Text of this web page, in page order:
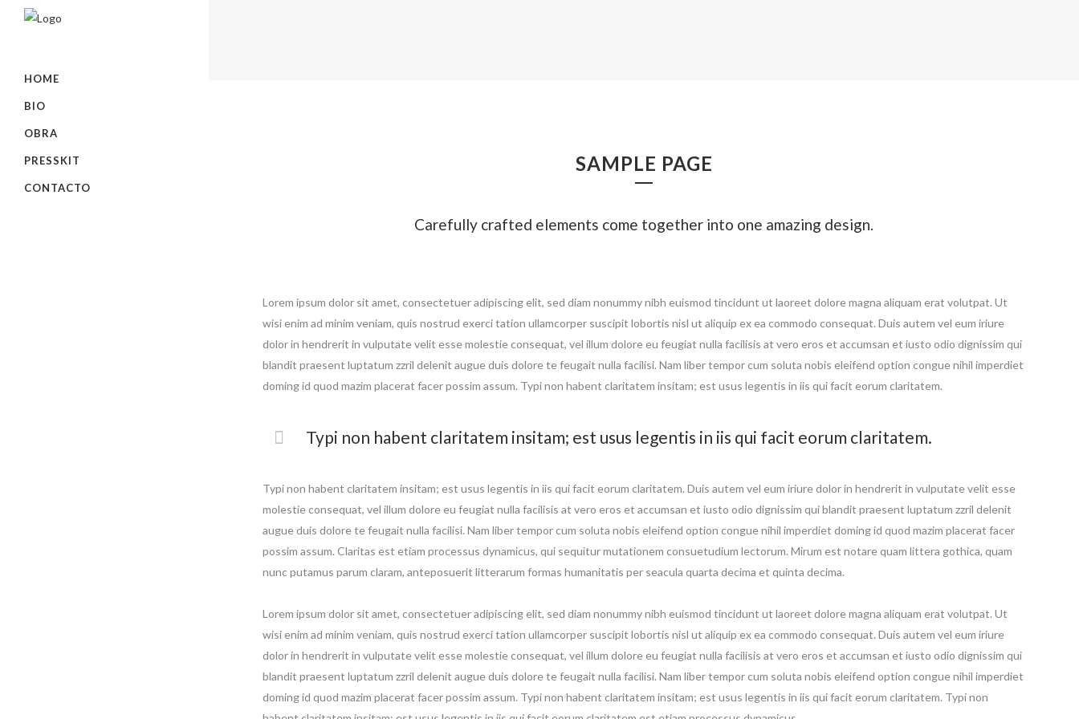
HOME
BIO
OBRA
PRESSKIT
CONTACTO
SAMPLE PAGE
Carefully crafted elements come together into one amazing design.
Lorem ipsum dolor sit amet, consectetuer adipiscing elit, sed diam nonummy nibh euismod tincidunt ut laoreet dolore magna aliquam erat volutpat. Ut
wisi enim ad minim veniam, quis nostrud exerci tation ullamcorper suscipit lobortis nisl ut aliquip ex ea commodo consequat. Duis autem vel eum iriure
dolor in hendrerit in vulputate velit esse molestie consequat, vel illum dolore eu feugiat nulla facilisis at vero eros et accumsan et iusto odio dignissim qui
blandit praesent luptatum zzril delenit augue duis dolore te feugait nulla facilisi. Nam liber tempor cum soluta nobis eleifend option congue nihil imperdiet
doming id quod mazim placerat facer possim assum. Typi non habent claritatem insitam; est usus legentis in iis qui facit eorum claritatem.
Typi non habent claritatem insitam; est usus legentis in iis qui facit eorum claritatem.
Typi non habent claritatem insitam; est usus legentis in iis qui facit eorum claritatem. Duis autem vel eum iriure dolor in hendrerit in vulputate velit esse
molestie consequat, vel illum dolore eu feugiat nulla facilisis at vero eros et accumsan et iusto odio dignissim qui blandit praesent luptatum zzril delenit
augue duis dolore te feugait nulla facilisi. Nam liber tempor cum soluta nobis eleifend option congue nihil imperdiet doming id quod mazim placerat facer
possim assum. Claritas est etiam processus dynamicus, qui sequitur mutationem consuetudium lectorum. Mirum est notare quam littera gothica, quam
nunc putamus parum claram, anteposuerit litterarum formas humanitatis per seacula quarta decima et quinta decima.
Lorem ipsum dolor sit amet, consectetuer adipiscing elit, sed diam nonummy nibh euismod tincidunt ut laoreet dolore magna aliquam erat volutpat. Ut
wisi enim ad minim veniam, quis nostrud exerci tation ullamcorper suscipit lobortis nisl ut aliquip ex ea commodo consequat. Duis autem vel eum iriure
dolor in hendrerit in vulputate velit esse molestie consequat, vel illum dolore eu feugiat nulla facilisis at vero eros et accumsan et iusto odio dignissim qui
blandit praesent luptatum zzril delenit augue duis dolore te feugait nulla facilisi. Nam liber tempor cum soluta nobis eleifend option congue nihil imperdiet
doming id quod mazim placerat facer possim assum. Typi non habent claritatem insitam; est usus legentis in iis qui facit eorum claritatem. Typi non